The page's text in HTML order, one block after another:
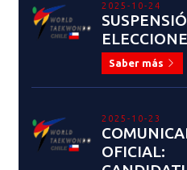
2025-10-24
Saber más
2025-10-23
OFICIAL: